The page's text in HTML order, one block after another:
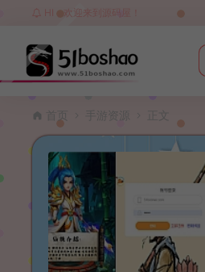
HI，欢迎来到源码屋！
首页 手游资源 正文